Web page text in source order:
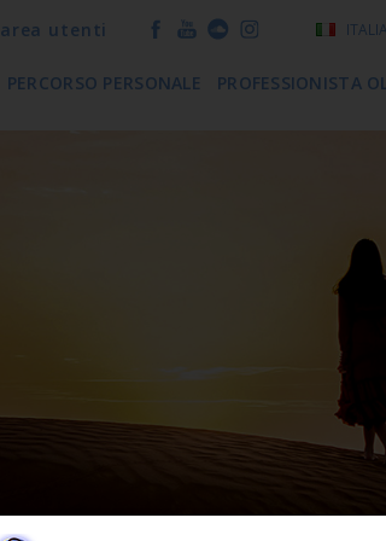
ITALIA
area utenti
PERCORSO PERSONALE PROFESSIONISTA